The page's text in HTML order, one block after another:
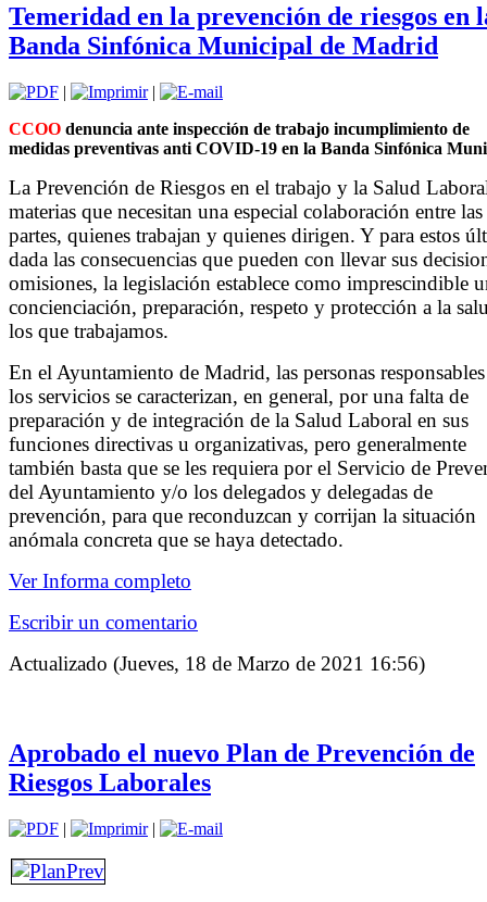
Temeridad en la prevención de riesgos en
Banda Sinfónica Municipal de Madrid
|
|
CCOO denuncia ante inspección de trabajo incumplimiento de
medidas preventivas anti COVID-19 en la Banda Sinfónica
La Prevención de Riesgos en el trabajo y la Salud
materias que necesitan una especial colaboración entre las
partes, quienes trabajan y quienes dirigen. Y para estos
dada las consecuencias que pueden con llevar sus
omisiones, la legislación establece como imprescindible
concienciación, preparación, respeto y protección a la
los que trabajamos.
En el Ayuntamiento de Madrid, las personas
los servicios se caracterizan, en general, por una falta de
preparación y de integración de la Salud Laboral en sus
funciones directivas u organizativas, pero generalmente
también basta que se les requiera por el Servicio de
del Ayuntamiento y/o los delegados y delegadas de
prevención, para que reconduzcan y corrijan la situación
anómala concreta que se haya detectado.
Ver Informa completo
Escribir un comentario
Actualizado (Jueves, 18 de Marzo de 2021 16:56)
Aprobado el nuevo Plan de Prevención de
Riesgos Laborales
| |